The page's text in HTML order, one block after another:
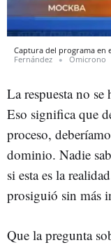
Captura del programa en
Fernández
Omicrono
La respuesta no
Eso significa que
proceso,
dominio. Nadie
si esta es la
prosiguió sin más
Que la pregunta